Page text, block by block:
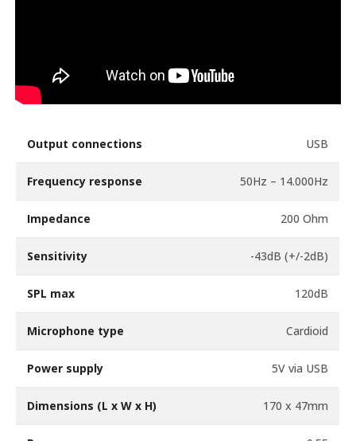
Output connections USB
Frequency response 50Hz – 14.000Hz
Impedance 200 Ohm
Sensitivity -43dB (+/-2dB)
SPL max 120dB
Microphone type Cardioid
Power supply 5V via USB
Dimensions (L x W x H) 170 x 47mm